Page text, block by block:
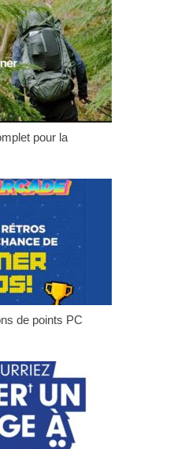
pour la
de points PC